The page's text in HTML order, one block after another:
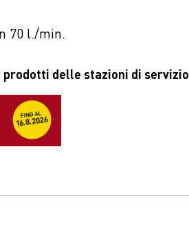
70 l./min.
delle stazioni di servizio